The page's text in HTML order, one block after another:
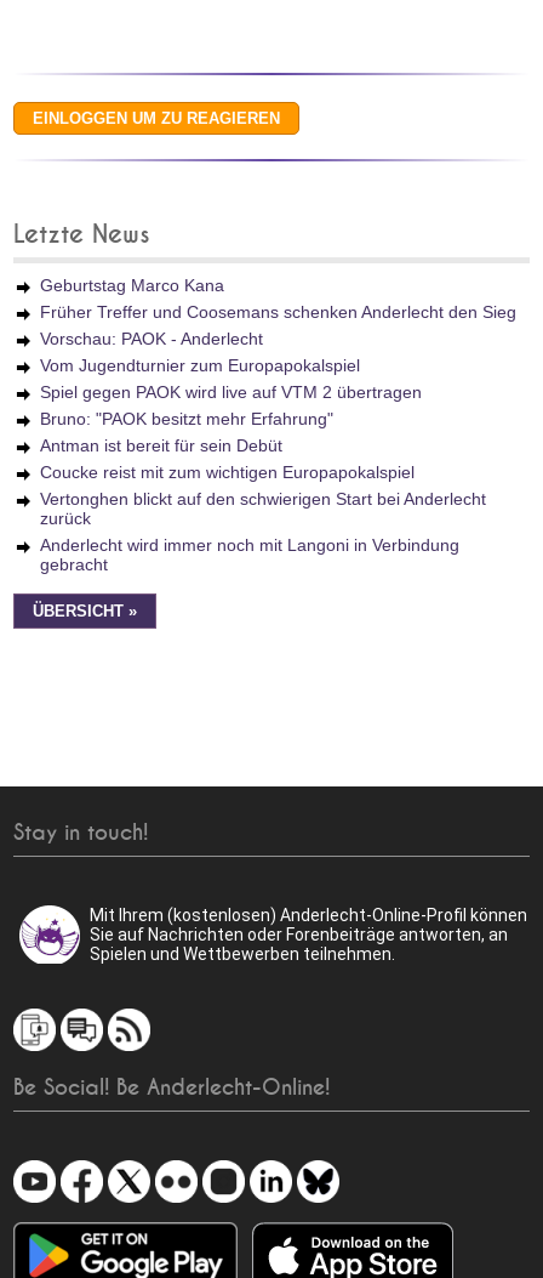
Letzte News
Geburtstag Marco Kana
Früher Treffer und Coosemans schenken Anderlecht den Sieg
Vorschau: PAOK - Anderlecht
Vom Jugendturnier zum Europapokalspiel
Spiel gegen PAOK wird live auf VTM 2 übertragen
Bruno: "PAOK besitzt mehr Erfahrung"
Antman ist bereit für sein Debüt
Coucke reist mit zum wichtigen Europapokalspiel
Vertonghen blickt auf den schwierigen Start bei Anderlecht
zurück
Anderlecht wird immer noch mit Langoni in Verbindung
gebracht
ÜBERSICHT »
Stay in touch!
Mit Ihrem (kostenlosen) Anderlecht-Online-Profil können
Sie auf Nachrichten oder Forenbeiträge antworten, an
Spielen und Wettbewerben teilnehmen.
Be Social! Be Anderlecht-Online!